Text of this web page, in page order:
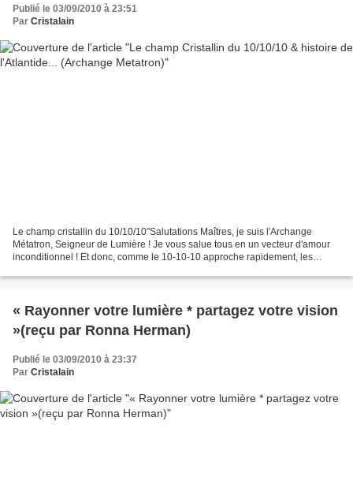
Publié le 03/09/2010 à 23:51
Par Cristalain
Le champ cristallin du 10/10/10"Salutations Maîtres, je suis l'Archange
Métatron, Seigneur de Lumière ! Je vous salue tous en un vecteur d'amour
inconditionnel ! Et donc, comme le 10-10-10 approche rapidement, les
« Rayonner votre lumière * partagez votre vision
»(reçu par Ronna Herman)
Publié le 03/09/2010 à 23:37
Par Cristalain